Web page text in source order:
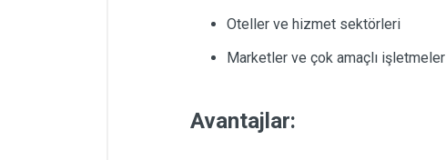
Oteller ve hizmet sektörleri
Marketler ve çok amaçlı işletmeler
Avantajlar: